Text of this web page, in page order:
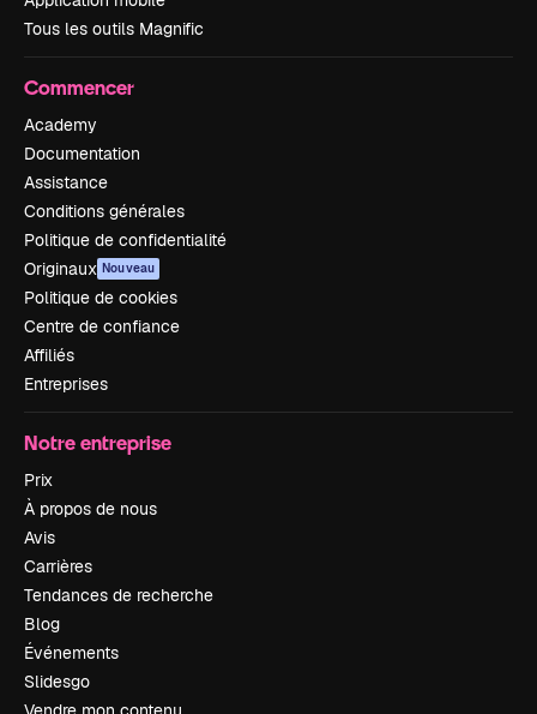
Tous les outils Magnific
Commencer
Academy
Documentation
Assistance
Conditions générales
Politique de confidentialité
Originaux Nouveau
Politique de cookies
Centre de confiance
Affiliés
Entreprises
Notre entreprise
Prix
À propos de nous
Avis
Carrières
Tendances de recherche
Blog
Événements
Slidesgo